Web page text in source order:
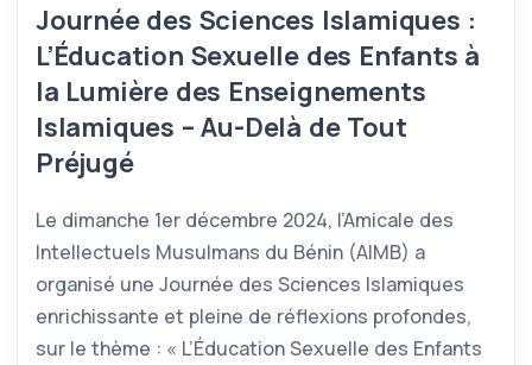
Journée des Sciences Islamiques :
L’Éducation Sexuelle des Enfants à
la Lumière des Enseignements
Islamiques – Au-Delà de Tout
Préjugé
Le dimanche 1er décembre 2024, l’Amicale des
Intellectuels Musulmans du Bénin (AIMB) a
organisé une Journée des Sciences Islamiques
enrichissante et pleine de réflexions profondes,
sur le thème : « L’Éducation Sexuelle des Enfants